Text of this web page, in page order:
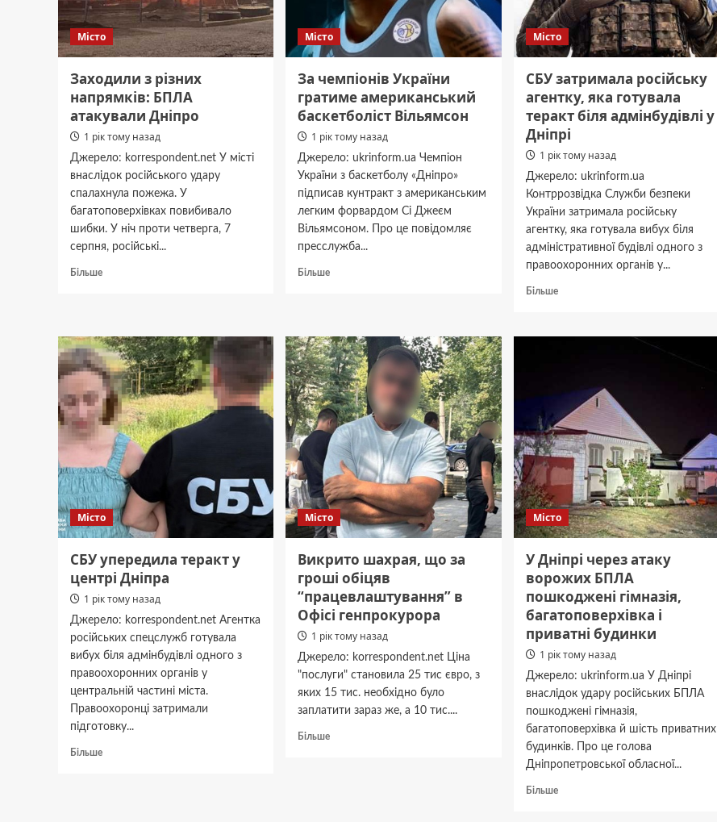
Місто
Заходили з різних
напрямків: БПЛА
атакували Дніпро
1 рік тому назад
Джерело: korrespondent.net У місті
внаслідок російського удару
спалахнула пожежа. У
багатоповерхівках повибивало
шибки. У ніч проти четверга, 7
серпня, російські...
БільшеДокладніше
напрямків:
БПЛА
атакували
Дніпро
Місто
За чемпіонів України
гратиме американський
баскетболіст Вільямсон
1 рік тому назад
Джерело: ukrinform.ua Чемпіон
України з баскетболу «Дніпро»
підписав кунтракт з американським
легким форвардом Сі Джеєм
Вільямсоном. Про це повідомляє
пресслужба...
БільшеДокладніше
гратиме
американський
баскетболіст
Вільямсон
Місто
СБУ затримала російську
агентку, яка готувала
теракт біля адмінбудівлі у
Дніпрі
1 рік тому назад
Джерело: ukrinform.ua
Контррозвідка Служби безпеки
України затримала російську
агентку, яка готувала вибух біля
адміністративної будівлі одного з
правоохоронних органів у...
БільшеДокладніше
затримала
готувала
теракт
біля
адмінбудівлі
у
Дніпрі
Місто
СБУ упередила теракт у
центрі Дніпра
1 рік тому назад
Джерело: korrespondent.net Агентка
російських спецслужб готувала
вибух біля адмінбудівлі одного з
правоохоронних органів у
центральній частині міста.
Правоохоронці затримали
підготовку...
БільшеДокладніше
Місто
Викрито шахрая, що за
гроші обіцяв
“працевлаштування” в
Офісі генпрокурора
1 рік тому назад
Джерело: korrespondent.net Ціна
"послуги" становила 25 тис євро, з
яких 15 тис. необхідно було
заплатити зараз же, а 10 тис....
БільшеДокладніше
Місто
У Дніпрі через атаку
ворожих БПЛА
пошкоджені гімназія,
багатоповерхівка і
приватні будинки
1 рік тому назад
Джерело: ukrinform.ua У Дніпрі
внаслідок удару російських БПЛА
пошкоджені гімназія,
багатоповерхівка й шість приватних
будинків. Про це голова
Дніпропетровської обласної...
БільшеДокладніше